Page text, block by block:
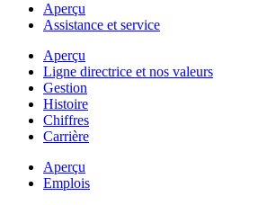
Aperçu
Assistance et service
Aperçu
Ligne directrice et nos valeurs
Gestion
Histoire
Chiffres
Carrière
Aperçu
Emplois